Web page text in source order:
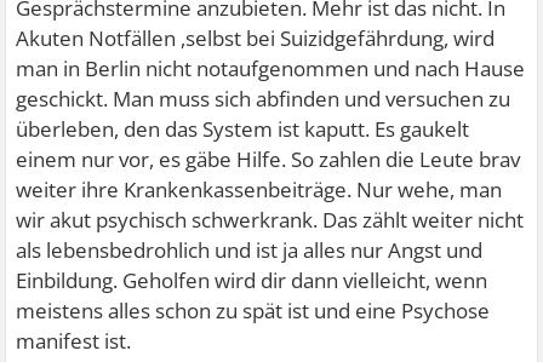
Gesprächstermine anzubieten. Mehr ist das nicht. In
Akuten Notfällen ,selbst bei Suizidgefährdung, wird
man in Berlin nicht notaufgenommen und nach Hause
geschickt. Man muss sich abfinden und versuchen zu
überleben, den das System ist kaputt. Es gaukelt
einem nur vor, es gäbe Hilfe. So zahlen die Leute brav
weiter ihre Krankenkassenbeiträge. Nur wehe, man
wir akut psychisch schwerkrank. Das zählt weiter nicht
als lebensbedrohlich und ist ja alles nur Angst und
Einbildung. Geholfen wird dir dann vielleicht, wenn
meistens alles schon zu spät ist und eine Psychose
manifest ist.